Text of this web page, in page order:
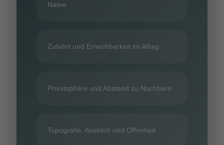
Name
Zufahrt und Erreichbarkeit im Alltag
Privatsphäre und Abstand zu Nachbarn
Topografie, Ausblick und Offenheit